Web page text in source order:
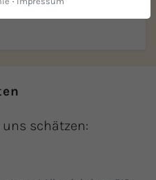
schätzen: